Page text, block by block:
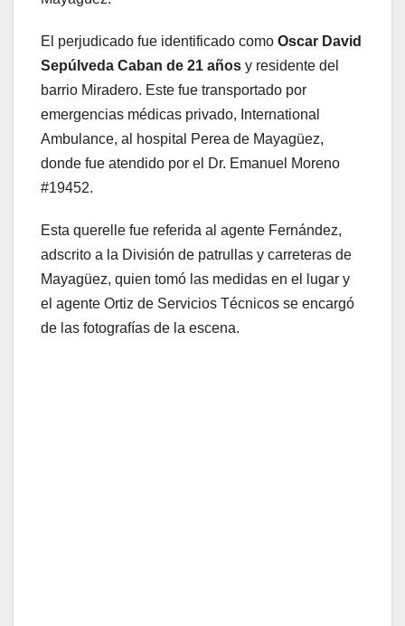
El perjudicado fue identificado como Oscar David
Sepúlveda Caban de 21 años y residente del
barrio Miradero. Este fue transportado por
emergencias médicas privado, International
Ambulance, al hospital Perea de Mayagüez,
donde fue atendido por el Dr. Emanuel Moreno
#19452.
Esta querelle fue referida al agente Fernández,
adscrito a la División de patrullas y carreteras de
Mayagüez, quien tomó las medidas en el lugar y
el agente Ortiz de Servicios Técnicos se encargó
de las fotografías de la escena.